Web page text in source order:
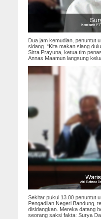
Dua jam kemudian, penuntut
sidang. “Kita makan siang
Sirra Prayuna, ketua tim
Annas Maamun langsung
Sekitar pukul 13.00 penuntut
Pengadilan Negeri Bandung,
disidangkan. Mereka datang
seorang saksi fakta: Surya